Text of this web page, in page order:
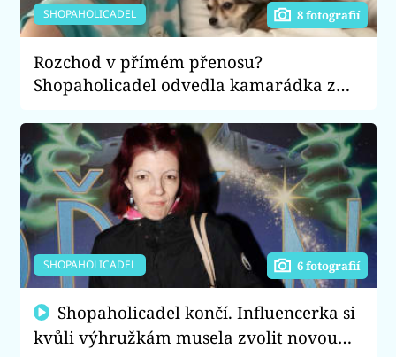
SHOPAHOLICADEL 8 fotografií
Rozchod v přímém přenosu?
Shopaholicadel odvedla kamarádka z
SHOPAHOLICADEL 6 fotografií
kvůli výhružkám musela zvolit novou